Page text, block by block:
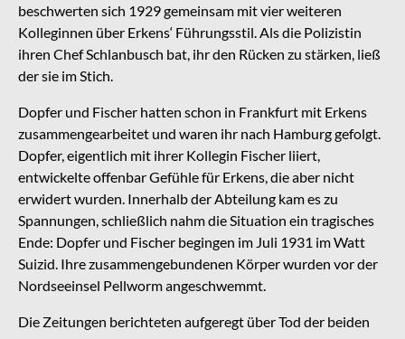
beschwerten sich 1929 gemeinsam mit vier weiteren
Kolleginnen über Erkens‘ Führungsstil. Als die Polizistin
ihren Chef Schlanbusch bat, ihr den Rücken zu stärken, ließ
der sie im Stich.
Dopfer und Fischer hatten schon in Frankfurt mit Erkens
zusammengearbeitet und waren ihr nach Hamburg gefolgt.
Dopfer, eigentlich mit ihrer Kollegin Fischer liiert,
entwickelte offenbar Gefühle für Erkens, die aber nicht
erwidert wurden. Innerhalb der Abteilung kam es zu
Spannungen, schließlich nahm die Situation ein tragisches
Ende: Dopfer und Fischer begingen im Juli 1931 im Watt
Suizid. Ihre zusammengebundenen Körper wurden vor der
Nordseeinsel Pellworm angeschwemmt.
Die Zeitungen berichteten aufgeregt über Tod der beiden